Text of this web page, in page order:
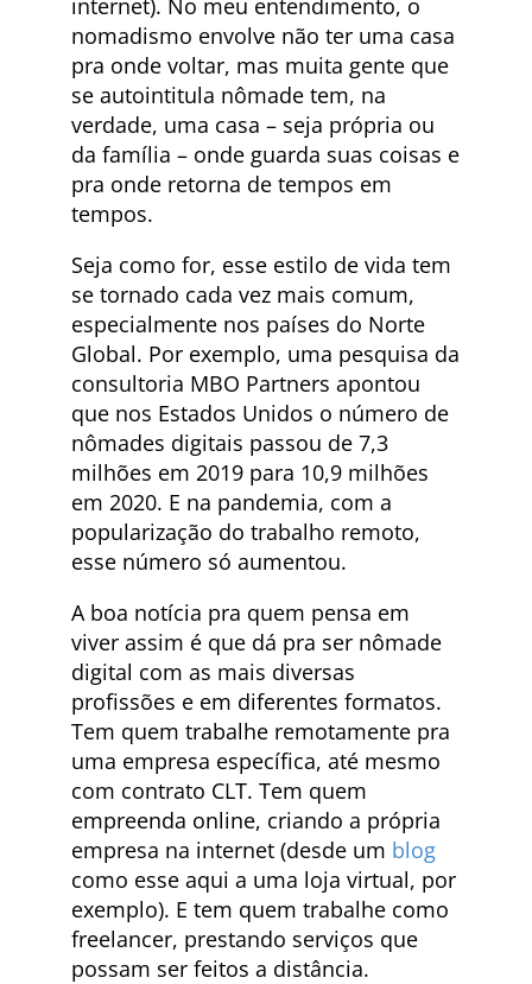
nomadismo envolve não ter uma casa
pra onde voltar, mas muita gente que
se autointitula nômade tem, na
verdade, uma casa – seja própria ou
da família – onde guarda suas coisas e
pra onde retorna de tempos em
tempos.
Seja como for, esse estilo de vida tem
se tornado cada vez mais comum,
especialmente nos países do Norte
Global. Por exemplo, uma pesquisa da
consultoria MBO Partners apontou
que nos Estados Unidos o número de
nômades digitais passou de 7,3
milhões em 2019 para 10,9 milhões
em 2020. E na pandemia, com a
popularização do trabalho remoto,
esse número só aumentou.
A boa notícia pra quem pensa em
viver assim é que dá pra ser nômade
digital com as mais diversas
profissões e em diferentes formatos.
Tem quem trabalhe remotamente pra
uma empresa específica, até mesmo
com contrato CLT. Tem quem
empreenda online, criando a própria
empresa na internet (desde um blog
como esse aqui a uma loja virtual, por
exemplo). E tem quem trabalhe como
freelancer, prestando serviços que
possam ser feitos a distância.